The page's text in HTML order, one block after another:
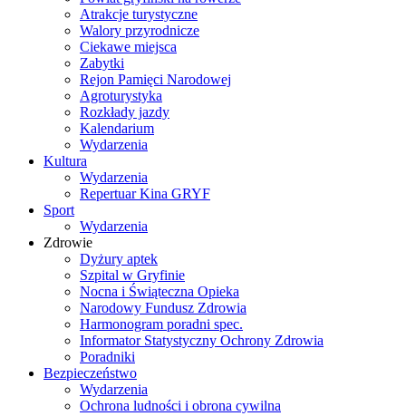
Atrakcje turystyczne
Walory przyrodnicze
Ciekawe miejsca
Zabytki
Rejon Pamięci Narodowej
Agroturystyka
Rozkłady jazdy
Kalendarium
Wydarzenia
Kultura
Wydarzenia
Repertuar Kina GRYF
Sport
Wydarzenia
Zdrowie
Dyżury aptek
Szpital w Gryfinie
Nocna i Świąteczna Opieka
Narodowy Fundusz Zdrowia
Harmonogram poradni spec.
Informator Statystyczny Ochrony Zdrowia
Poradniki
Bezpieczeństwo
Wydarzenia
Ochrona ludności i obrona cywilna